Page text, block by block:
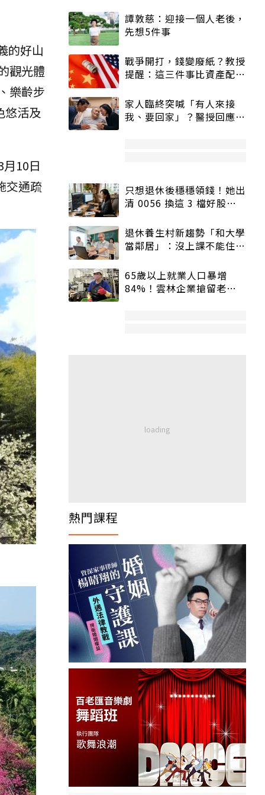
的好山
觀光體
樂齡步
悠活及
10日
交通疏
譚敦慈：迎接一個人老後，
先想5件事
戰爭開打，錢變廢紙？教授
提醒：這三件事比資產配置
家人臨終突喊「有人來接
我、要回家」？醫授回應方
只想退休後穩穩領錢！她出
清 0056 換這 3 檔好股：
退休養生村新趨勢「和大學
當鄰居」：沒上課不能住、
65歲以上就業人口暴增
84%！雲林企業搶留老員
熱門課程